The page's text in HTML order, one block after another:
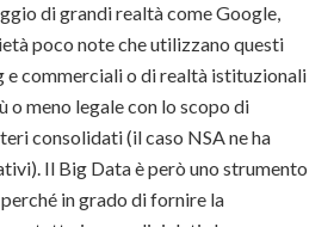
di grandi realtà come Google,
poco note che utilizzano questi
e commerciali o di realtà istituzionali
o meno legale con lo scopo di
consolidati (il caso NSA ne ha
Il Big Data è però uno strumento
in grado di fornire la